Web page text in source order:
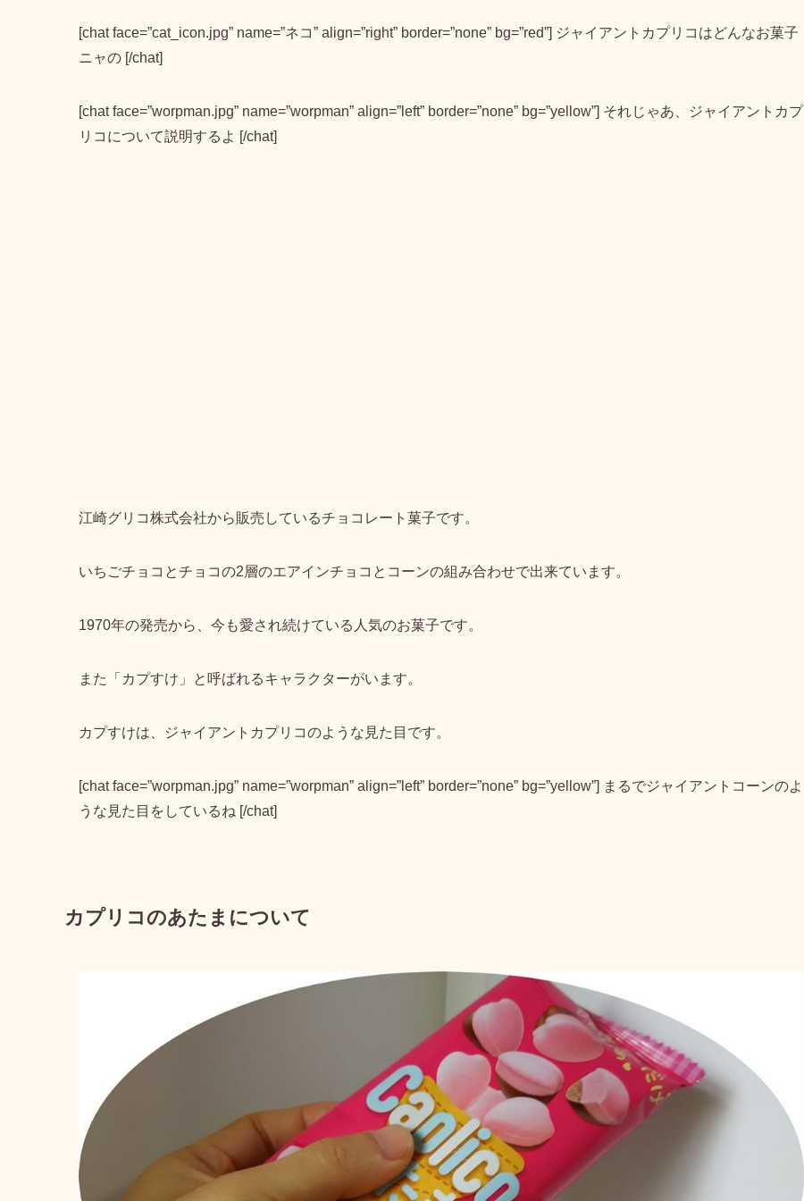
[chat face=”cat_icon.jpg” name=”ネコ” align=”right” border=”none” bg=”red”] ジャイアントカプリコはどんなお菓子
ニャの [/chat]
[chat face=”worpman.jpg” name=”worpman” align=”left” border=”none” bg=”yellow”] それじゃあ、ジャイアントカプ
リコについて説明するよ [/chat]
江崎グリコ株式会社から販売しているチョコレート菓子です。
いちごチョコとチョコの2層のエアインチョコとコーンの組み合わせで出来ています。
1970年の発売から、今も愛され続けている人気のお菓子です。
また「カプすけ」と呼ばれるキャラクターがいます。
カプすけは、ジャイアントカプリコのような見た目です。
[chat face=”worpman.jpg” name=”worpman” align=”left” border=”none” bg=”yellow”] まるでジャイアントコーンのよ
うな見た目をしているね [/chat]
カプリコのあたまについて